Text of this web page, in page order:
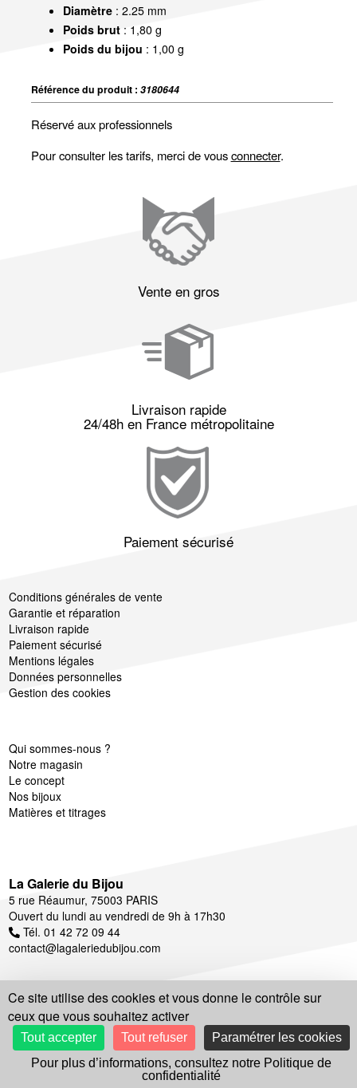
Diamètre: 2.25 mm
Poids brut: 1,80 g
Poids du bijou : 1,00 g
Référence du produit : 3180644
Réservé aux professionnels
Pour consulter les tarifs, merci de vousconnecter.
Vente en gros
Livraison rapide
24/48h en France métropolitaine
Paiement sécurisé
Conditions générales de vente
Garantie et réparation
Livraison rapide
Paiement sécurisé
Mentions légales
Données personnelles
Gestion des cookies
Qui sommes-nous ?
Notre magasin
Le concept
Nos bijoux
Matières et titrages
La Galerie du Bijou
5 rue Réaumur, 75003 PARIS
Ouvert du lundi au vendredi de 9h à 17h30
Tél. 01 42 72 09 44
contact@lagaleriedubijou.com
Suivez notre actualité
Ce site utilise des cookies et vous donne le contrôle sur
ceux que vous souhaitez activer
Tout accepter Tout refuser
Paramétrer les cookies
Pour plus d’informations, consultez notre Politique de
confidentialité